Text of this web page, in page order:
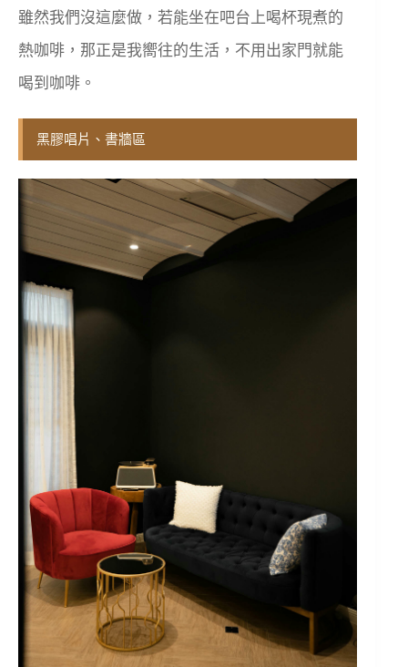
雖然我們沒這麼做，若能坐在吧台上喝杯現煮的
熱咖啡，那正是我嚮往的生活，不用出家門就能
喝到咖啡。
黑膠唱片、書牆區